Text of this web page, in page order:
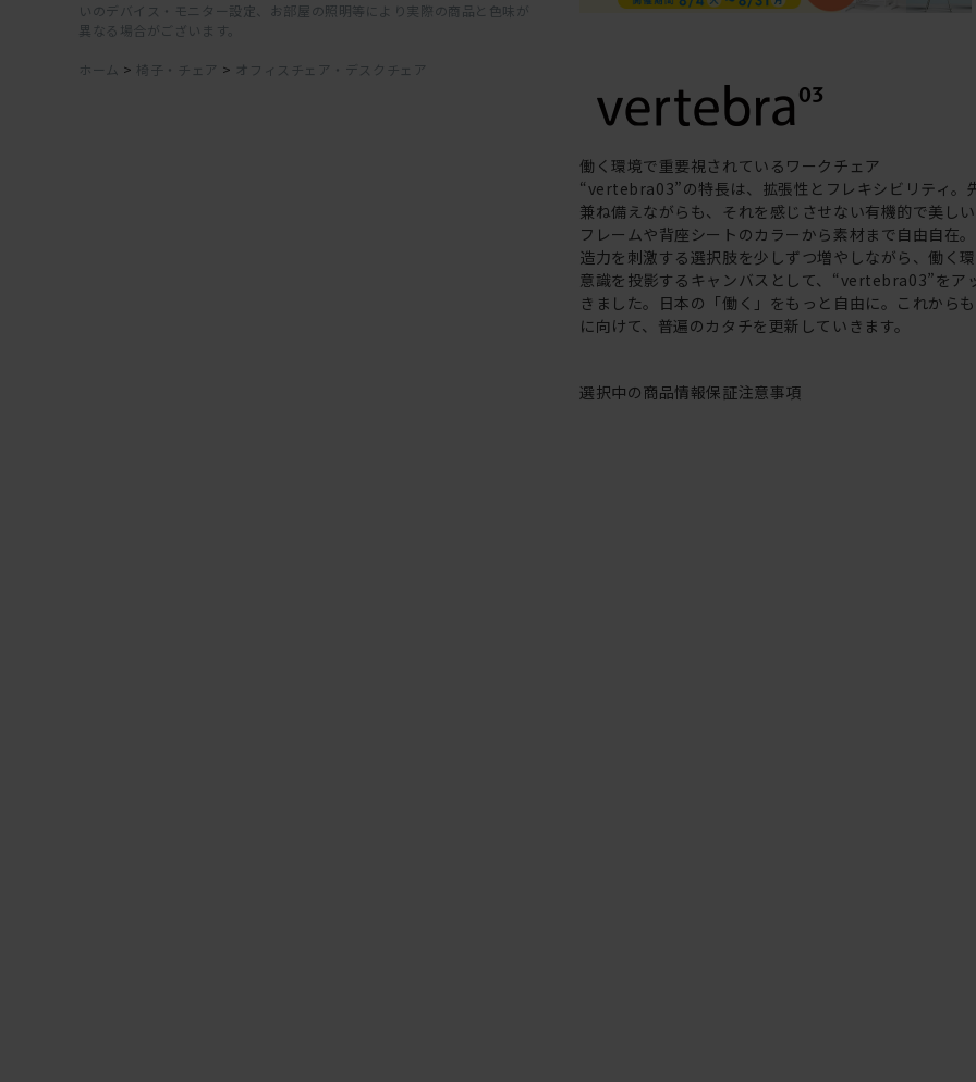
いのデバイス・モニター設定、お部屋の照明等により実際の商品と色味が
異なる場合がございます。
ホーム > 椅子・チェア > オフィスチェア・デスクチェア
働く環境で重要視されているワークチェア
“vertebra03”の特長は、拡張性とフレキシビリティ。
兼ね備えながらも、それを感じさせない有機的で美しい
フレームや背座シートのカラーから素材まで自由自在
造力を刺激する選択肢を少しずつ増やしながら、働く
意識を投影するキャンバスとして、“vertebra03”をア
きました。日本の「働く」をもっと自由に。これから
に向けて、普遍のカタチを更新していきます。
選択中の商品情報保証注意事項